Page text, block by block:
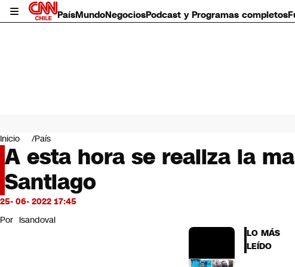
PaísMundoNegociosPodcast y Programas completos
Mundo
Negocios
Deportes
Programas completos
Cultura
Servicios
Bits
CNN Data
Inicio País
A esta hora se realiza la
Santiago
25- 06- 2022 17:45
Por lsandoval
LO MÁS
LEÍDO